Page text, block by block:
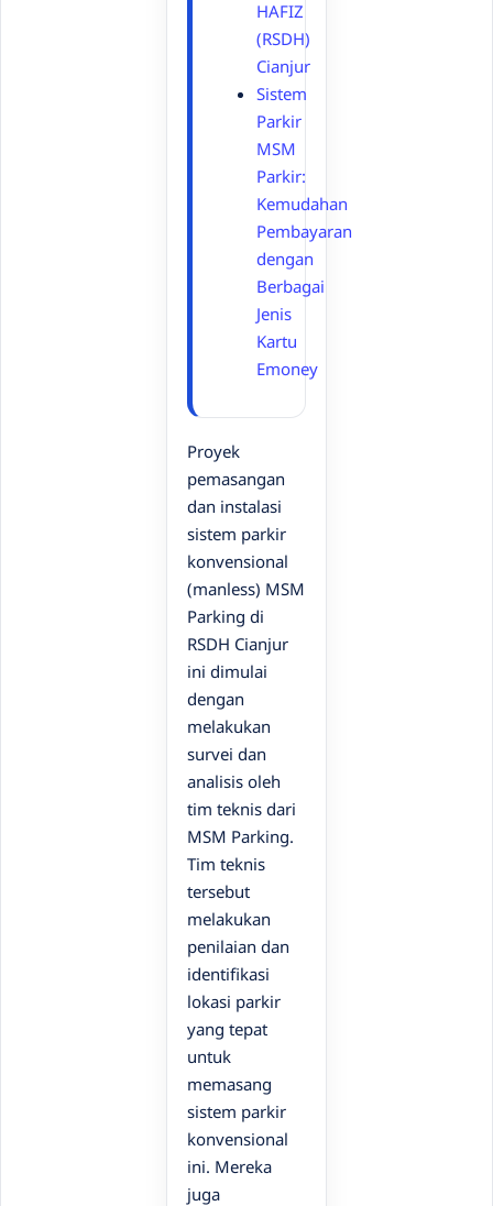
HAFIZ
(RSDH)
Cianjur
Sistem
Parkir
MSM
Parkir:
Kemudahan
Pembayaran
dengan
Berbagai
Jenis
Kartu
Emoney
Proyek
pemasangan
dan instalasi
sistem parkir
konvensional
(manless) MSM
Parking di
RSDH Cianjur
ini dimulai
dengan
melakukan
survei dan
analisis oleh
tim teknis dari
MSM Parking.
Tim teknis
tersebut
melakukan
penilaian dan
identifikasi
lokasi parkir
yang tepat
untuk
memasang
sistem parkir
konvensional
ini. Mereka
juga